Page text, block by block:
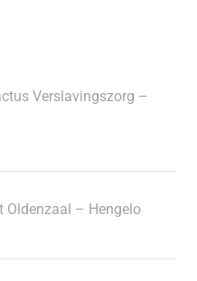
Verslavingszorg –
Oldenzaal – Hengelo